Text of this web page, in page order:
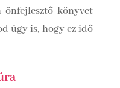
könyvet
úgy is, hogy ez idő